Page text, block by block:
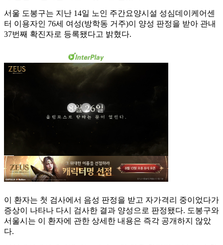
서울 도봉구는 지난 14일 노인 주간요양시설 성심데이케어센
터 이용자인 76세 여성(방학동 거주)이 양성 판정을 받아 관내
37번째 확진자로 등록됐다고 밝혔다.
이 환자는 첫 검사에서 음성 판정을 받고 자가격리 중이었다가
증상이 나타나 다시 검사한 결과 양성으로 판정됐다. 도봉구와
서울시는 이 환자에 관한 상세한 내용은 즉각 공개하지 않았
다.